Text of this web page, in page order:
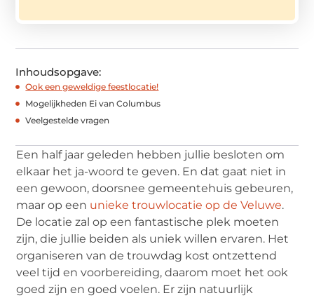
Inhoudsopgave:
Ook een geweldige feestlocatie!
Mogelijkheden Ei van Columbus
Veelgestelde vragen
Een half jaar geleden hebben jullie besloten om
elkaar het ja-woord te geven. En dat gaat niet in
een gewoon, doorsnee gemeentehuis gebeuren,
maar op een unieke trouwlocatie op de Veluwe.
De locatie zal op een fantastische plek moeten
zijn, die jullie beiden als uniek willen ervaren. Het
organiseren van de trouwdag kost ontzettend
veel tijd en voorbereiding, daarom moet het ook
goed zijn en goed voelen. Er zijn natuurlijk